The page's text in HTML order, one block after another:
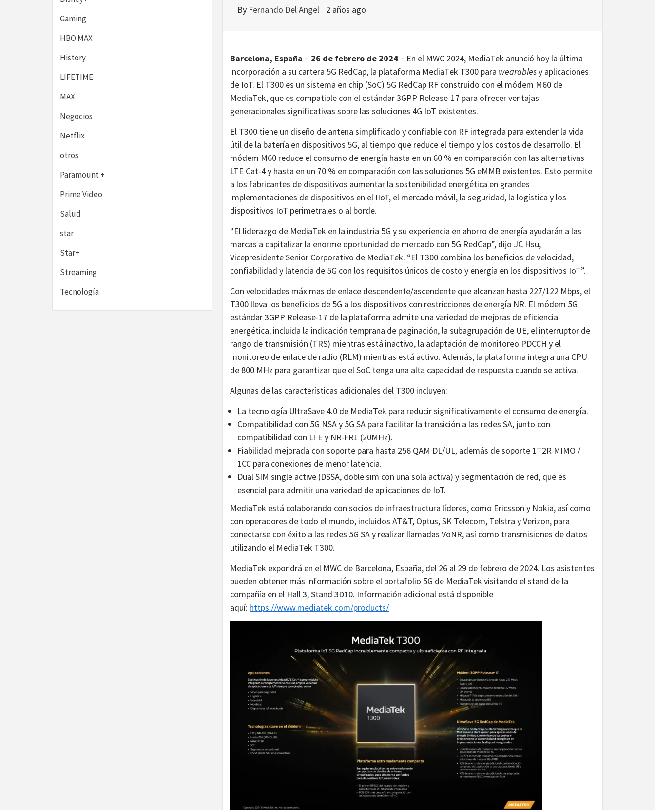
By Fernando Del Angel 2 años ago
Barcelona, España – 26 de febrero de 2024 – En el MWC 2024, MediaTek anunció hoy la última
incorporación a su cartera 5G RedCap, la plataforma MediaTek T300 para wearablesy aplicaciones
de IoT. El T300 es un sistema en chip (SoC) 5G RedCap RF construido con el módem M60 de
MediaTek, que es compatible con el estándar 3GPP Release-17 para ofrecer ventajas
generacionales significativas sobre las soluciones 4G IoT existentes.
El T300 tiene un diseño de antena simplificado y confiable con RF integrada para extender la vida
útil de la batería en dispositivos 5G, al tiempo que reduce el tiempo y los costos de desarrollo. El
módem M60 reduce el consumo de energía hasta en un 60 % en comparación con las alternativas
LTE Cat-4 y hasta en un 70 % en comparación con las soluciones 5G eMMB existentes. Esto permite
a los fabricantes de dispositivos aumentar la sostenibilidad energética en grandes
implementaciones de dispositivos en el IIoT, el mercado móvil, la seguridad, la logística y los
dispositivos IoT perimetrales o al borde.
“El liderazgo de MediaTek en la industria 5G y su experiencia en ahorro de energía ayudarán a las
marcas a capitalizar la enorme oportunidad de mercado con 5G RedCap”, dijo JC Hsu,
Vicepresidente Senior Corporativo de MediaTek. “El T300 combina los beneficios de velocidad,
confiabilidad y latencia de 5G con los requisitos únicos de costo y energía en los dispositivos IoT”.
Con velocidades máximas de enlace descendente/ascendente que alcanzan hasta 227/122 Mbps, el
T300 lleva los beneficios de 5G a los dispositivos con restricciones de energía NR. El módem 5G
estándar 3GPP Release-17 de la plataforma admite una variedad de mejoras de eficiencia
energética, incluida la indicación temprana de paginación, la subagrupación de UE, el interruptor de
rango de transmisión (TRS) mientras está inactivo, la adaptación de monitoreo PDCCH y el
monitoreo de enlace de radio (RLM) mientras está activo. Además, la plataforma integra una CPU
de 800 MHz para garantizar que el SoC tenga una alta capacidad de respuesta cuando se activa.
Algunas de las características adicionales del T300 incluyen:
La tecnología UltraSave 4.0 de MediaTek para reducir significativamente el consumo de energía.
Compatibilidad con 5G NSA y 5G SA para facilitar la transición a las redes SA, junto con
compatibilidad con LTE y NR-FR1 (20MHz).
Fiabilidad mejorada con soporte para hasta 256 QAM DL/UL, además de soporte 1T2R MIMO /
1CC para conexiones de menor latencia.
Dual SIM single active (DSSA, doble sim con una sola activa) y segmentación de red, que es
esencial para admitir una variedad de aplicaciones de IoT.
MediaTek está colaborando con socios de infraestructura líderes, como Ericsson y Nokia, así como
con operadores de todo el mundo, incluidos AT&T, Optus, SK Telecom, Telstra y Verizon, para
conectarse con éxito a las redes 5G SA y realizar llamadas VoNR, así como transmisiones de datos
utilizando el MediaTek T300.
MediaTek expondrá en el MWC de Barcelona, España, del 26 al 29 de febrero de 2024. Los asistentes
pueden obtener más información sobre el portafolio 5G de MediaTek visitando el stand de la
compañía en el Hall 3, Stand 3D10. Información adicional está disponible
aquí: https://www.mediatek.com/products/
Gaming
HBO MAX
History
LIFETIME
MAX
Negocios
Netflix
otros
Paramount +
Prime Video
Salud
star
Star+
Streaming
Tecnología